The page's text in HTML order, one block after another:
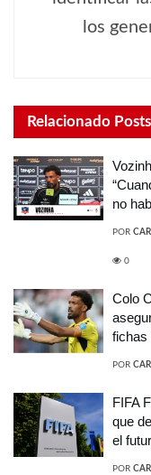
los
Relacionado Posts
no
POR
0
Colo
fichas
POR
FIFA
que
el
POR